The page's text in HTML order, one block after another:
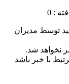
: 0
توسط مدیران
نخواهد شد.
با خبر باشد